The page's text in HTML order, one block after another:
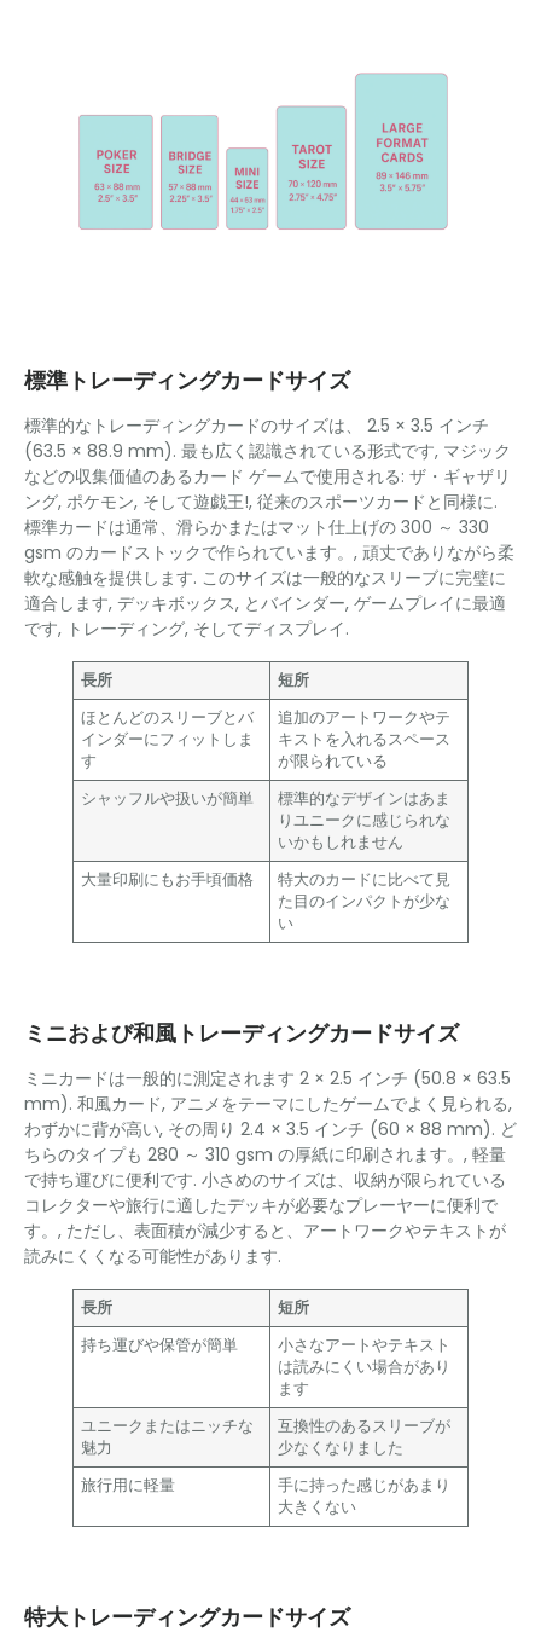
標準トレーディングカードサイズ
標準的なトレーディングカードのサイズは、 2.5 × 3.5 インチ
(63.5 × 88.9 mm). 最も広く認識されている形式です, マジック
などの収集価値のあるカード ゲームで使用される: ザ・ギャザリ
ング, ポケモン, そして遊戯王!, 従来のスポーツカードと同様に.
標準カードは通常、滑らかまたはマット仕上げの 300 ～ 330
gsm のカードストックで作られています。, 頑丈でありながら柔
軟な感触を提供します. このサイズは一般的なスリーブに完璧に
適合します, デッキボックス, とバインダー, ゲームプレイに最適
です, トレーディング, そしてディスプレイ.
長所
短所
ほとんどのスリーブとバ
インダーにフィットしま
す
追加のアートワークやテ
キストを入れるスペース
が限られている
シャッフルや扱いが簡単
標準的なデザインはあま
りユニークに感じられな
いかもしれません
大量印刷にもお手頃価格
特大のカードに比べて見
た目のインパクトが少な
い
ミニおよび和風トレーディングカードサイズ
ミニカードは一般的に測定されます 2 × 2.5 インチ (50.8 × 63.5
mm). 和風カード, アニメをテーマにしたゲームでよく見られる,
わずかに背が高い, その周り 2.4 × 3.5 インチ (60 × 88 mm). ど
ちらのタイプも 280 ～ 310 gsm の厚紙に印刷されます。, 軽量
で持ち運びに便利です. 小さめのサイズは、収納が限られている
コレクターや旅行に適したデッキが必要なプレーヤーに便利で
す。, ただし、表面積が減少すると、アートワークやテキストが
読みにくくなる可能性があります.
長所
短所
持ち運びや保管が簡単
小さなアートやテキスト
は読みにくい場合があり
ます
ユニークまたはニッチな
魅力
互換性のあるスリーブが
少なくなりました
旅行用に軽量
手に持った感じがあまり
大きくない
特大トレーディングカードサイズ